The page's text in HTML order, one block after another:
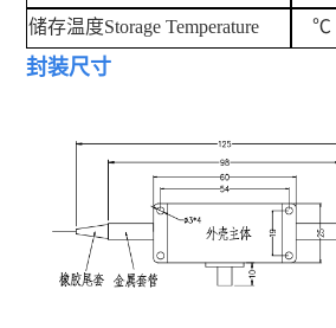
储存温度Storage Temperature ℃
封装尺寸